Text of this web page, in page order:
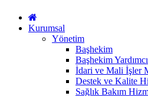
Kurumsal
Yönetim
Başhekim
Başhekim
İdari ve Mali İşler
Destek ve Kalite
Sağlık Bakım